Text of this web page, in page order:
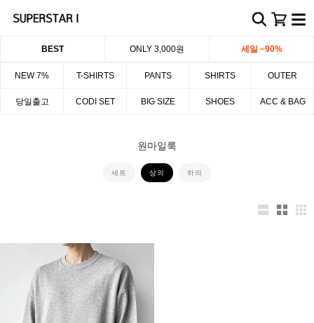
BEST ONLY 3,000원 세일 ~90%
NEW 7% T-SHIRTS PANTS SHIRTS OUTER
당일출고 CODI SET BIG SIZE SHOES ACC & BAG
원마일룩
세트 상의 하의